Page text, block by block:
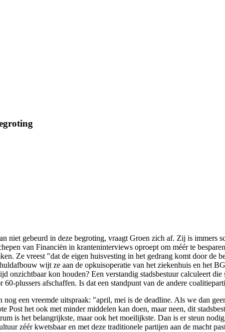
niet gebeurd in deze begroting, vraagt Groen zich af. Zij is immers
van Financiën in kranteninterviews oproept om méér te
Ze vreest "dat de eigen huisvesting in het gedrang komt door de
wijt ze aan de opkuisoperatie van het ziekenhuis en het
onzichtbaar kon houden? Een verstandig stadsbestuur calculeert
plussers afschaffen. Is dat een standpunt van de andere
een vreemde uitspraak: "april, mei is de deadline. Als we dan
het ook met minder middelen kan doen, maar neen, dit
is het belangrijkste, maar ook het moeilijkste. Dan is er steun
zéér kwetsbaar en met deze traditionele partijen aan de macht